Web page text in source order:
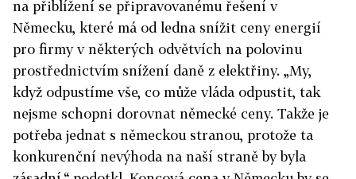
na přiblížení se připravovanému řešení v
Německu, které má od ledna snížit ceny energií
pro firmy v některých odvětvích na polovinu
prostřednictvím snížení daně z elektřiny. „My,
když odpustíme vše, co může vláda odpustit, tak
nejsme schopni dorovnat německé ceny. Takže je
potřeba jednat s německou stranou, protože ta
konkurenční nevýhoda na naší straně by byla